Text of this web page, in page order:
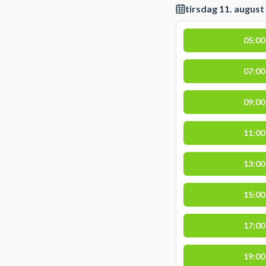
tirsdag 11. august
05:00
07:00
09:00
11:00
13:00
15:00
17:00
19:00